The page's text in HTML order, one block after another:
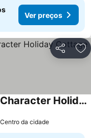
Ver preços
Partilhar
The Bake House, Romantic, Character Holiday Cottage In Bettws
da cidade